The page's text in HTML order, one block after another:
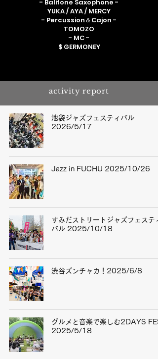
- Balitone Saxophone -
YUKA / AYA / MERCY
- Percussion＆Cajon -
TOMOZO
- MC -
$ GERMONEY
activity report
池袋ジャズフェスティバル
2026/5/17
Jazz in FUCHU 2025/10/26
すみだストリートジャズフェスティ
バル 2025/10/18
渋谷ズンチャカ！2025/6/8
グルメと音楽で楽しむ2DAYS FES
2025/5/18